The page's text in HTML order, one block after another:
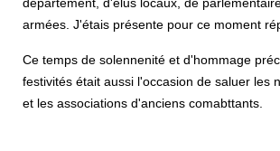
département, d'élus locaux, de
armées. J'étais présente pour ce moment
Ce temps de solennenité et d'hommage
festivités était aussi l'occasion de saluer les
et les associations d'anciens comabttants.